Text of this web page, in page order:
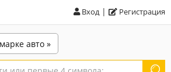
Вход| Регистрация
авто »